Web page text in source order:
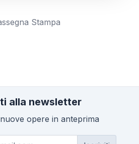
Stampa
alla newsletter
opere in anteprima